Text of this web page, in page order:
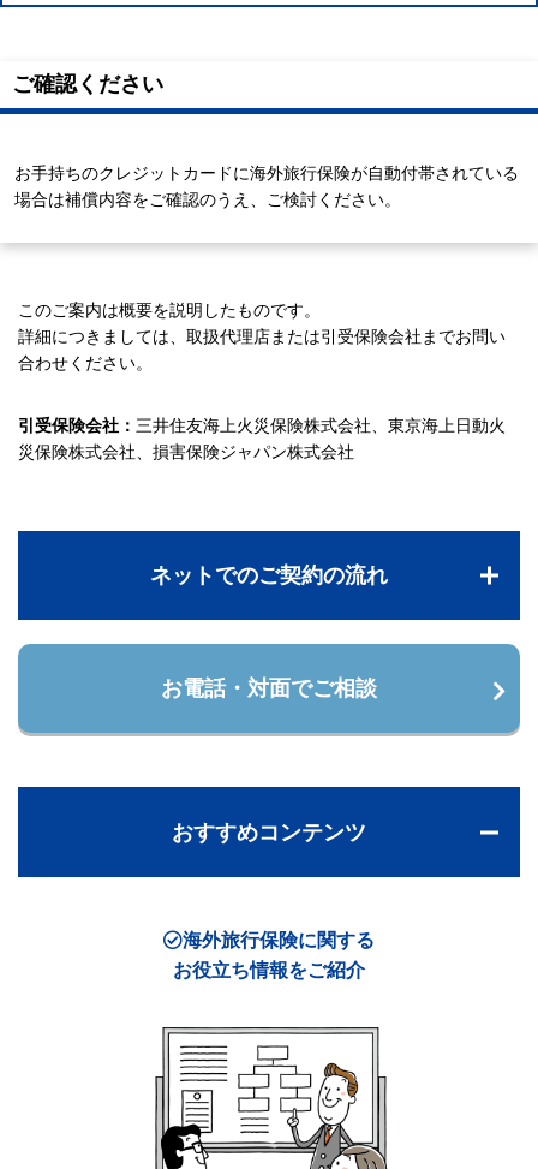
ご確認ください
お手持ちのクレジットカードに海外旅行保険が自動付帯されている
場合は補償内容をご確認のうえ、ご検討ください。
このご案内は概要を説明したものです。
詳細につきましては、取扱代理店または引受保険会社までお問い
合わせください。
引受保険会社： 三井住友海上火災保険株式会社、東京海上日動火
災保険株式会社、損害保険ジャパン株式会社
ネットでのご契約の流れ
お電話・対面でご相談
おすすめコンテンツ
海外旅行保険に関する
お役立ち情報をご紹介